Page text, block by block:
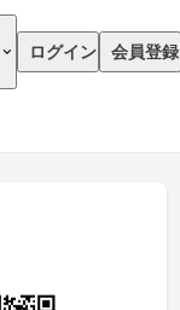
ログイン 会員登録